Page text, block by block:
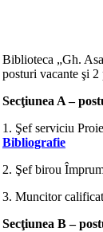
Biblioteca „Gh.
posturi vacante şi 2
Secţiunea A –
1. Şef serviciu
Bibliografie
2. Şef birou
3. Muncitor
Secţiunea B –